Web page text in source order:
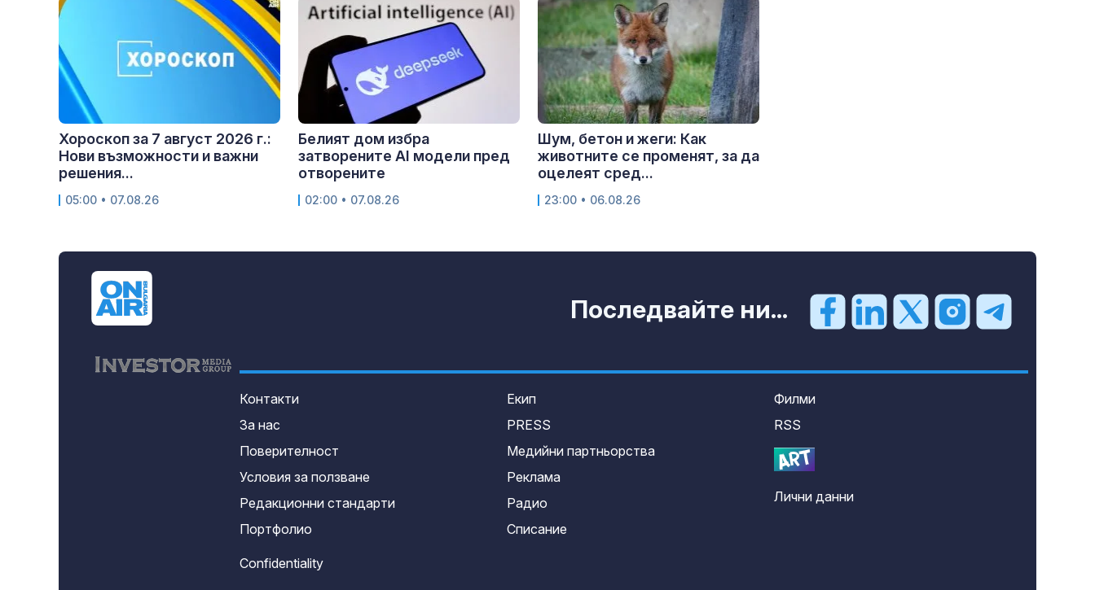
Хороскоп за 7 август 2026 г.:
Нови възможности и важни
решения...
05:00 • 07.08.26
Белият дом избра
затворените AI модели пред
отворените
02:00 • 07.08.26
Шум, бетон и жеги: Как
животните се променят, за да
оцелеят сред...
23:00 • 06.08.26
Последвайте ни...
Контакти
За нас
Поверителност
Условия за ползване
Редакционни стандарти
Портфолио
Екип
PRESS
Медийни партньорства
Реклама
Радио
Списание
Филми
RSS
Лични данни
Confidentiality